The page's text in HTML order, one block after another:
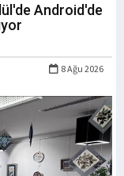
Android'de
8 Ağu 2026